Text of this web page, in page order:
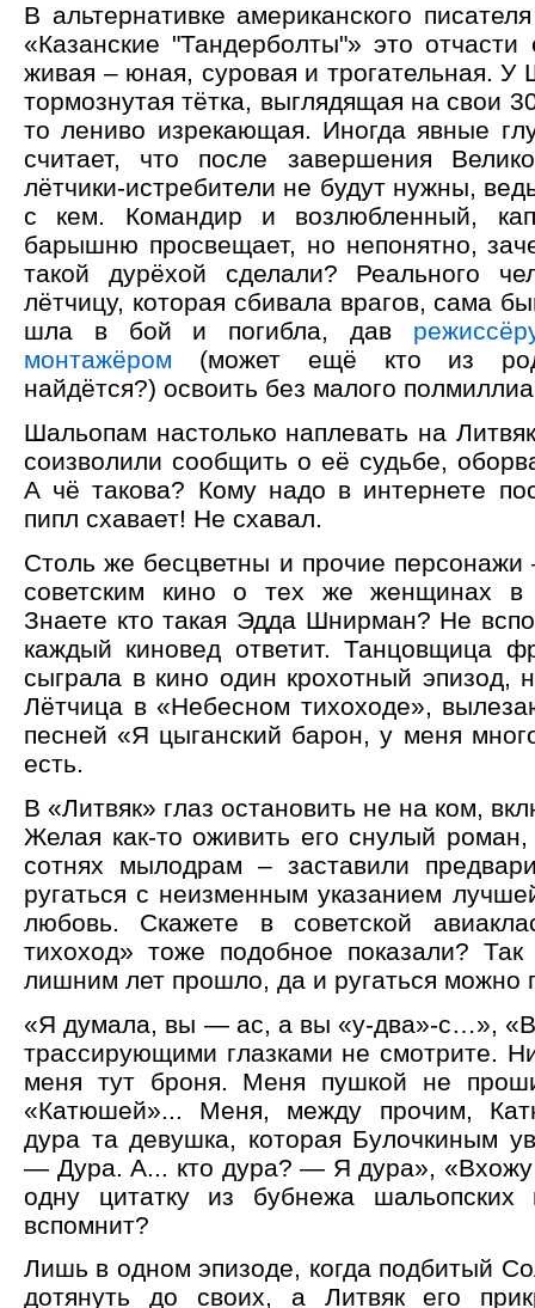
В альтернативке американского
«Казанские "Тандерболты"» это
живая – юная, суровая и трогательная. У
тормознутая тётка, выглядящая на свои
то лениво изрекающая. Иногда явные
считает, что после завершения
лётчики-истребители не будут нужны,
с кем. Командир и возлюбленный,
барышню просвещает, но непонятно,
такой дурёхой сделали? Реального
лётчицу, которая сбивала врагов, сама
шла в бой и погибла, дав
монтажёром (может ещё кто из
найдётся?) освоить без малого
Шальопам настолько наплевать на
соизволили сообщить о её судьбе,
А чё такова? Кому надо в интернете
пипл схавает! Не схавал.
Столь же бесцветны и прочие персонажи
советским кино о тех же женщинах в
Знаете кто такая Эдда Шнирман? Не
каждый киновед ответит. Танцовщица
сыграла в кино один крохотный эпизод,
Лётчица в «Небесном тихоходе»,
песней «Я цыганский барон, у меня
есть.
В «Литвяк» глаз остановить не на ком,
Желая как-то оживить его снулый
сотнях мылодрам – заставили
ругаться с неизменным указанием
любовь. Скажете в советской
тихоход» тоже подобное показали?
лишним лет прошло, да и ругаться можно
«Я думала, вы — ас, а вы «у-два»-с…»,
трассирующими глазками не смотрите.
меня тут броня. Меня пушкой не
«Катюшей»... Меня, между прочим,
дура та девушка, которая Булочкиным
— Дура. А... кто дура? — Я дура»,
одну цитатку из бубнежа шальопских
вспомнит?
Лишь в одном эпизоде, когда подбитый
дотянуть до своих, а Литвяк его